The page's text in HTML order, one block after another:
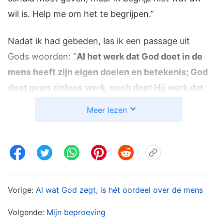
wil is. Help me om het te begrijpen.”
Nadat ik had gebeden, las ik een passage uit
Gods woorden: “Al het werk dat God doet in de
mens heeft zijn eigen doelen en betekenis; God
doet geen zinloos werk, noch doet Hij werk dat
de hel worden vernietigd. Het betekent veeleer
intenties, zijn oude inzichten, het veranderen
van zijn liefde voor God en het veranderen van
Meer lezen
Vorige: Al wat God zegt, is hét oordeel over de mens
Volgende: Mijn beproeving